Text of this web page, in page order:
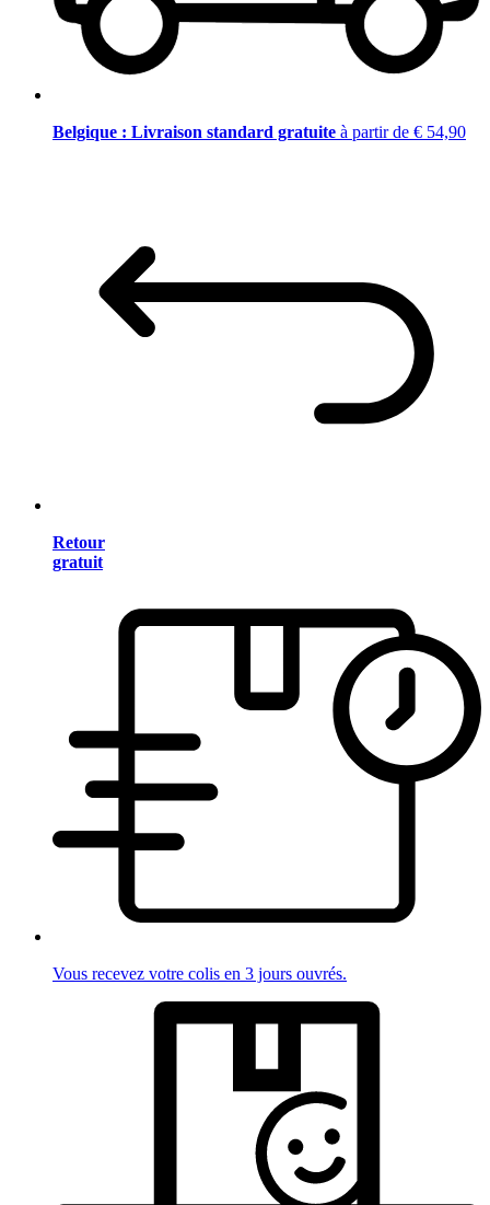
Belgique : Livraison standard gratuite à partir de € 54,90
Retour
gratuit
Vous recevez votre colis en 3 jours ouvrés.